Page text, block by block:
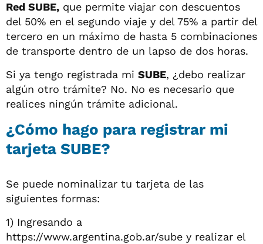
Red SUBE, que permite viajar con descuentos
del 50% en el segundo viaje y del 75% a partir del
tercero en un máximo de hasta 5 combinaciones
de transporte dentro de un lapso de dos horas.
Si ya tengo registrada mi SUBE, ¿debo realizar
algún otro trámite? No. No es necesario que
realices ningún trámite adicional.
¿Cómo hago para registrar mi
tarjeta SUBE?
Se puede nominalizar tu tarjeta de las
siguientes formas:
1) Ingresando a
https://www.argentina.gob.ar/sube y realizar el